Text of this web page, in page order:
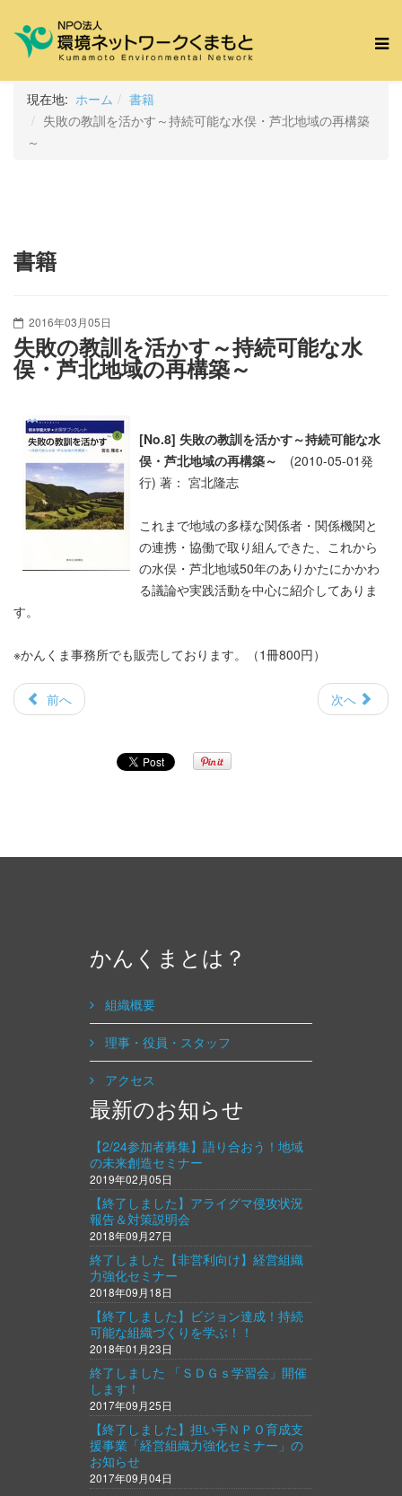
現在地: ホーム
書籍
失敗の教訓を活かす～持続可能な水俣・芦北地域の再構築
～
書籍
2016年03月05日
失敗の教訓を活かす～持続可能な水
俣・芦北地域の再構築～
[No.8] 失敗の教訓を活かす～持続可能な水
俣・芦北地域の再構築～ (2010-05-01発
行) 著： 宮北隆志
これまで地域の多様な関係者・関係機関と
の連携・協働で取り組んできた、これから
の水俣・芦北地域50年のありかたにかかわ
る議論や実践活動を中心に紹介してありま
す。
※かんくま事務所でも販売しております。（1冊800円）
前へ 次へ
かんくまとは？
組織概要
理事・役員・スタッフ
アクセス
最新のお知らせ
【2/24参加者募集】語り合おう！地域
の未来創造セミナー
2019年02月05日
【終了しました】アライグマ侵攻状況
報告＆対策説明会
2018年09月27日
終了しました【非営利向け】経営組織
力強化セミナー
2018年09月18日
【終了しました】ビジョン達成！持続
可能な組織づくりを学ぶ！！
2018年01月23日
終了しました 「ＳＤＧｓ学習会」開催
します！
2017年09月25日
【終了しました】担い手ＮＰＯ育成支
援事業「経営組織力強化セミナー」の
お知らせ
2017年09月04日